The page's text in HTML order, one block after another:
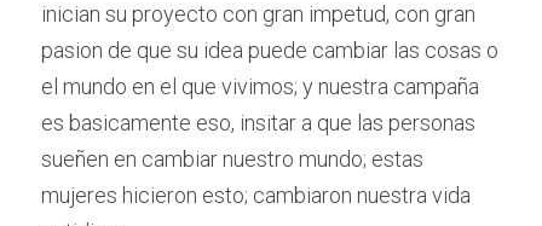
inician su proyecto con gran impetud, con gran
pasion de que su idea puede cambiar las cosas o
el mundo en el que vivimos; y nuestra campaña
es basicamente eso, insitar a que las personas
sueñen en cambiar nuestro mundo; estas
mujeres hicieron esto; cambiaron nuestra vida